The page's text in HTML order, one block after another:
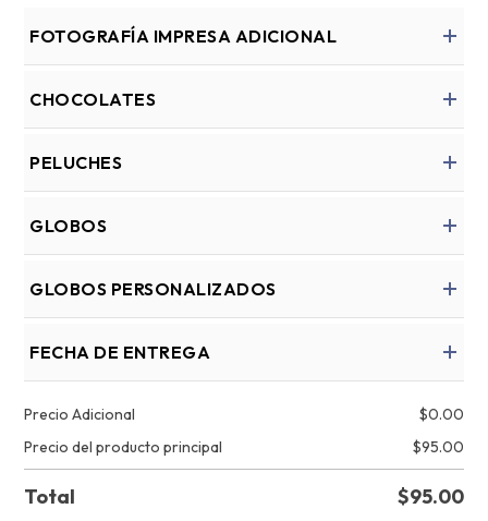
FOTOGRAFÍA IMPRESA ADICIONAL
CHOCOLATES
PELUCHES
GLOBOS
GLOBOS PERSONALIZADOS
FECHA DE ENTREGA
Precio Adicional $0.00
Precio del producto principal
$95.00
Total $95.00